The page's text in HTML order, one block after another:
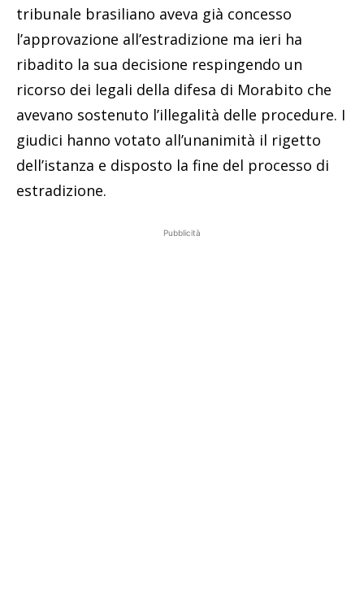
tribunale brasiliano aveva già concesso
l’approvazione all’estradizione ma ieri ha
ribadito la sua decisione respingendo un
ricorso dei legali della difesa di Morabito che
avevano sostenuto l’illegalità delle procedure. I
giudici hanno votato all’unanimità il rigetto
dell’istanza e disposto la fine del processo di
estradizione.
Pubblicità